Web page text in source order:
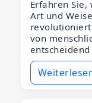
Erfahren
Art und
von